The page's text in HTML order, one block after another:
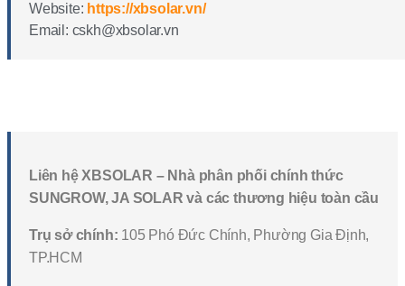
Website: https://xbsolar.vn/
Email: cskh@xbsolar.vn
Liên hệ XBSOLAR – Nhà phân phối chính thức
SUNGROW, JA SOLAR và các thương hiệu toàn cầu
Trụ sở chính: 105 Phó Đức Chính, Phường Gia Định,
TP.HCM